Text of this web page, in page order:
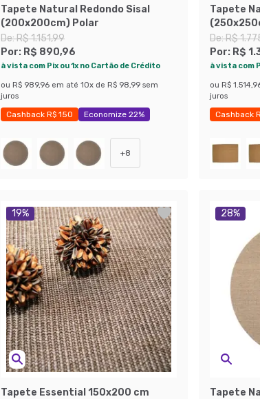
Tapete Natural Redondo Sisal
(200x200cm) Polar
De:R$ 1.151,99
Por: R$ 890,96
à vista com Pix ou 1x no Cartão de Crédito
ou R$ 989,96 em até 10x de R$ 98,99 sem
juros
Cashback R$ 150 Economize 22%
+8
Tapete
De:R$
Por: R$
à vista com
ou R$
juros
Cashback
19%
Tapete Essential 150x200 cm
28%
Tapete